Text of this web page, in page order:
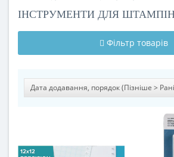
ІНСТРУМЕНТИ ДЛЯ
Фільтр товарів